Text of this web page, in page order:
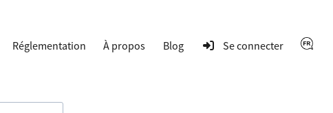
Réglementation À propos Blog Se connecter